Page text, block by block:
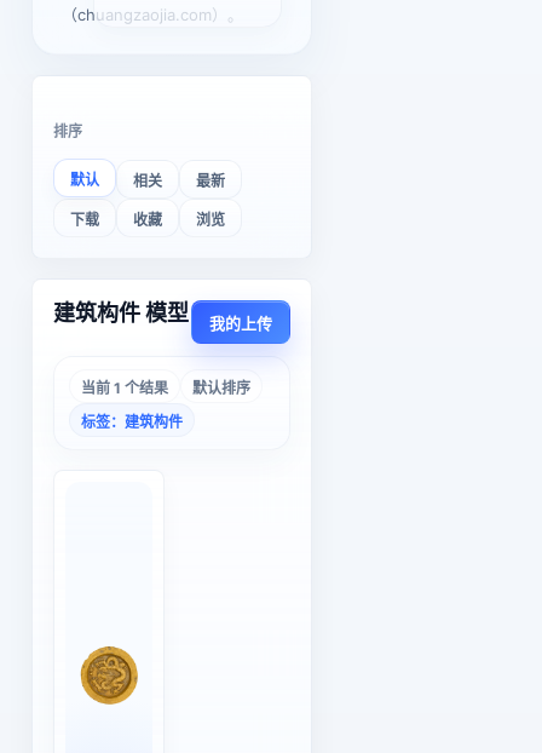
（chuangzaojia.com）。
排序
默认 相关 最新
下载 收藏 浏览
建筑构件 模型 我的上传
当前 1 个结果
默认排序
标签：建筑构件